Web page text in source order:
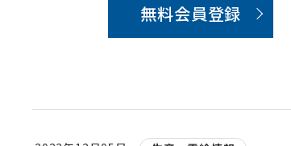
無料会員登録